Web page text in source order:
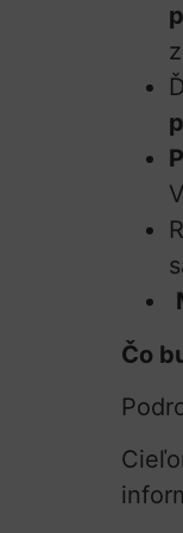
Čo